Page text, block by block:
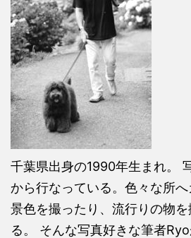
千葉県出身の1990年生まれ。
から行なっている。色々な所
景色を撮ったり、流行りの物
る。 そんな写真好きな筆者